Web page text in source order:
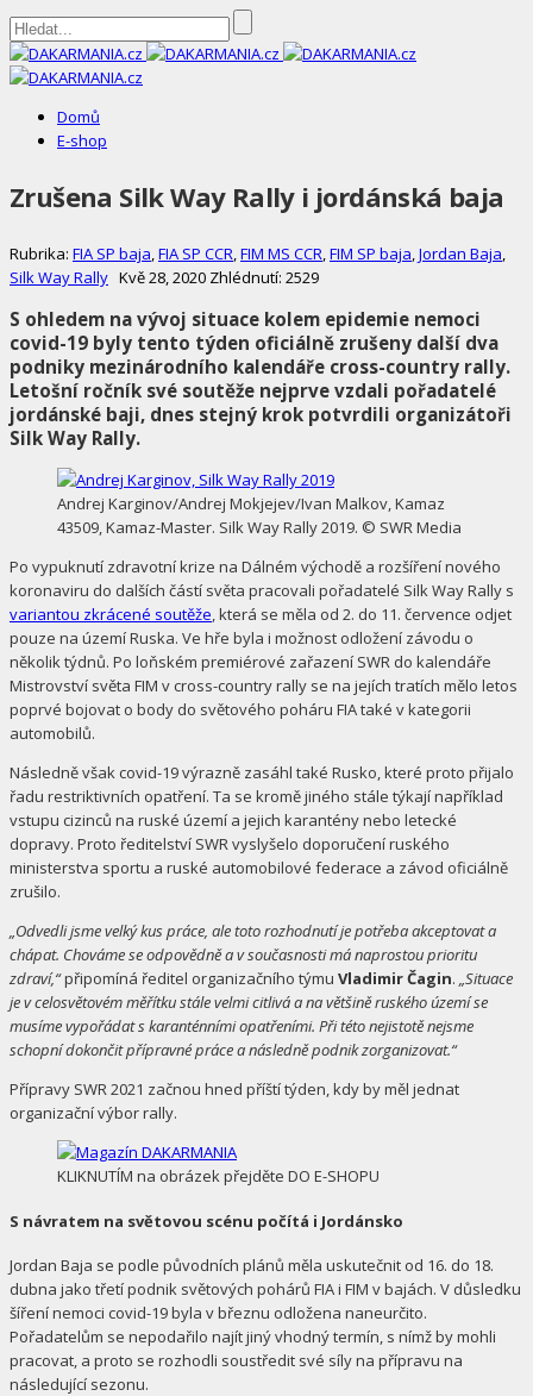
Domů
E-shop
Zrušena Silk Way Rally i jordánská baja
Rubrika: FIA SP baja,FIA SP CCR,FIM MS CCR,FIM SP baja,Jordan Baja,
Silk Way Rally Kvě 28, 2020 Zhlédnutí: 2529
S ohledem na vývoj situace kolem epidemie nemoci
covid-19 byly tento týden oficiálně zrušeny další dva
podniky mezinárodního kalendáře cross-country rally.
Letošní ročník své soutěže nejprve vzdali pořadatelé
jordánské baji, dnes stejný krok potvrdili organizátoři
Silk Way Rally.
Andrej Karginov/Andrej Mokjejev/Ivan Malkov, Kamaz
43509, Kamaz-Master. Silk Way Rally 2019. © SWR Media
Po vypuknutí zdravotní krize na Dálném východě a rozšíření nového
koronaviru do dalších částí světa pracovali pořadatelé Silk Way Rally s
variantou zkrácené soutěže, která se měla od 2. do 11. července odjet
pouze na území Ruska. Ve hře byla i možnost odložení závodu o
několik týdnů. Po loňském premiérové zařazení SWR do kalendáře
Mistrovství světa FIM v cross-country rally se na jejích tratích mělo letos
poprvé bojovat o body do světového poháru FIA také v kategorii
automobilů.
Následně však covid-19 výrazně zasáhl také Rusko, které proto přijalo
řadu restriktivních opatření. Ta se kromě jiného stále týkají například
vstupu cizinců na ruské území a jejich karantény nebo letecké
dopravy. Proto ředitelství SWR vyslyšelo doporučení ruského
ministerstva sportu a ruské automobilové federace a závod oficiálně
zrušilo.
„Odvedli jsme velký kus práce, ale toto rozhodnutí je potřeba akceptovat a
chápat. Chováme se odpovědně a v současnosti má naprostou prioritu
zdraví,“připomíná ředitel organizačního týmu Vladimir Čagin. „Situace
je v celosvětovém měřítku stále velmi citlivá a na většině ruského území se
musíme vypořádat s karanténními opatřeními. Při této nejistotě nejsme
schopní dokončit přípravné práce a následně podnik zorganizovat.“
Přípravy SWR 2021 začnou hned příští týden, kdy by měl jednat
organizační výbor rally.
KLIKNUTÍM na obrázek přejděte DO E-SHOPU
S návratem na světovou scénu počítá i Jordánsko
Jordan Baja se podle původních plánů měla uskutečnit od 16. do 18.
dubna jako třetí podnik světových pohárů FIA i FIM v bajách. V důsledku
šíření nemoci covid-19 byla v březnu odložena naneurčito.
Pořadatelům se nepodařilo najít jiný vhodný termín, s nímž by mohli
pracovat, a proto se rozhodli soustředit své síly na přípravu na
následující sezonu.